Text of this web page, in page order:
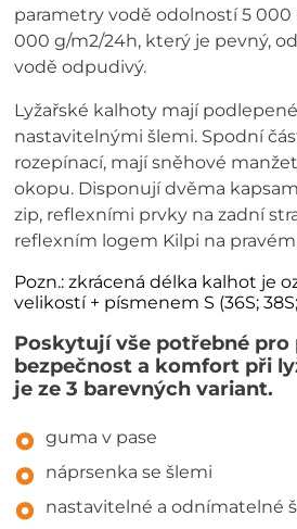
parametry vodě odolností 5
000 g/m2/24h, který je pevný,
vodě odpudivý.
Lyžařské kalhoty mají
nastavitelnými šlemi. Spodní
rozepínací, mají sněhové
okopu. Disponují dvěma
zip, reflexními prvky na zadní
reflexním logem Kilpi na
Pozn.: zkrácená délka kalhot je
velikostí + písmenem S (36S;
Poskytují vše potřebné pro
bezpečnost a komfort při
je ze 3 barevných variant.
guma v pase
náprsenka se šlemi
nastavitelné a odnímatelné